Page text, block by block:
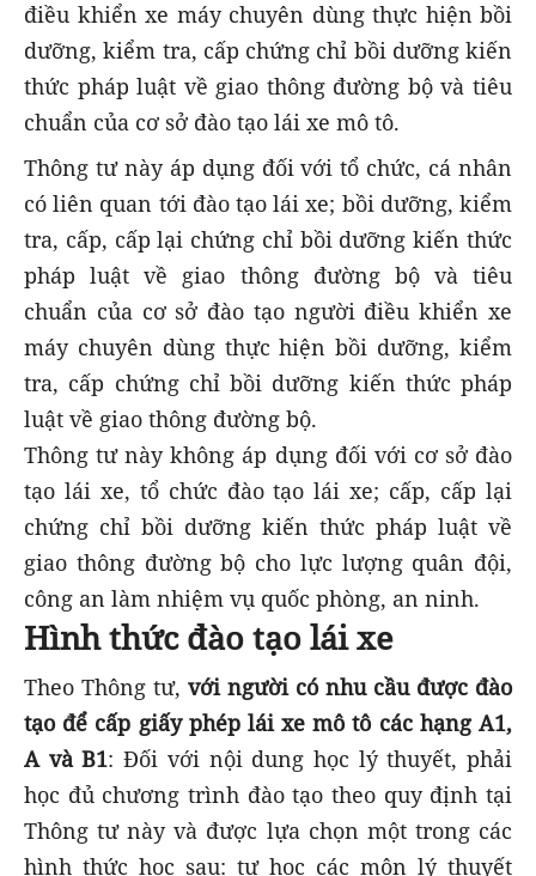
điều khiển xe máy chuyên dùng thực hiện bồi
dưỡng, kiểm tra, cấp chứng chỉ bồi dưỡng kiến
thức pháp luật về giao thông đường bộ và tiêu
chuẩn của cơ sở đào tạo lái xe mô tô.
Thông tư này áp dụng đối với tổ chức, cá nhân
có liên quan tới đào tạo lái xe; bồi dưỡng, kiểm
tra, cấp, cấp lại chứng chỉ bồi dưỡng kiến thức
pháp luật về giao thông đường bộ và tiêu
chuẩn của cơ sở đào tạo người điều khiển xe
máy chuyên dùng thực hiện bồi dưỡng, kiểm
tra, cấp chứng chỉ bồi dưỡng kiến thức pháp
luật về giao thông đường bộ.
Thông tư này không áp dụng đối với cơ sở đào
tạo lái xe, tổ chức đào tạo lái xe; cấp, cấp lại
chứng chỉ bồi dưỡng kiến thức pháp luật về
giao thông đường bộ cho lực lượng quân đội,
công an làm nhiệm vụ quốc phòng, an ninh.
Hình thức đào tạo lái xe
Theo Thông tư, với người có nhu cầu được đào
tạo để cấp giấy phép lái xe mô tô các hạng A1,
A và B1: Đối với nội dung học lý thuyết, phải
học đủ chương trình đào tạo theo quy định tại
Thông tư này và được lựa chọn một trong các
hình thức học sau: tự học các môn lý thuyết